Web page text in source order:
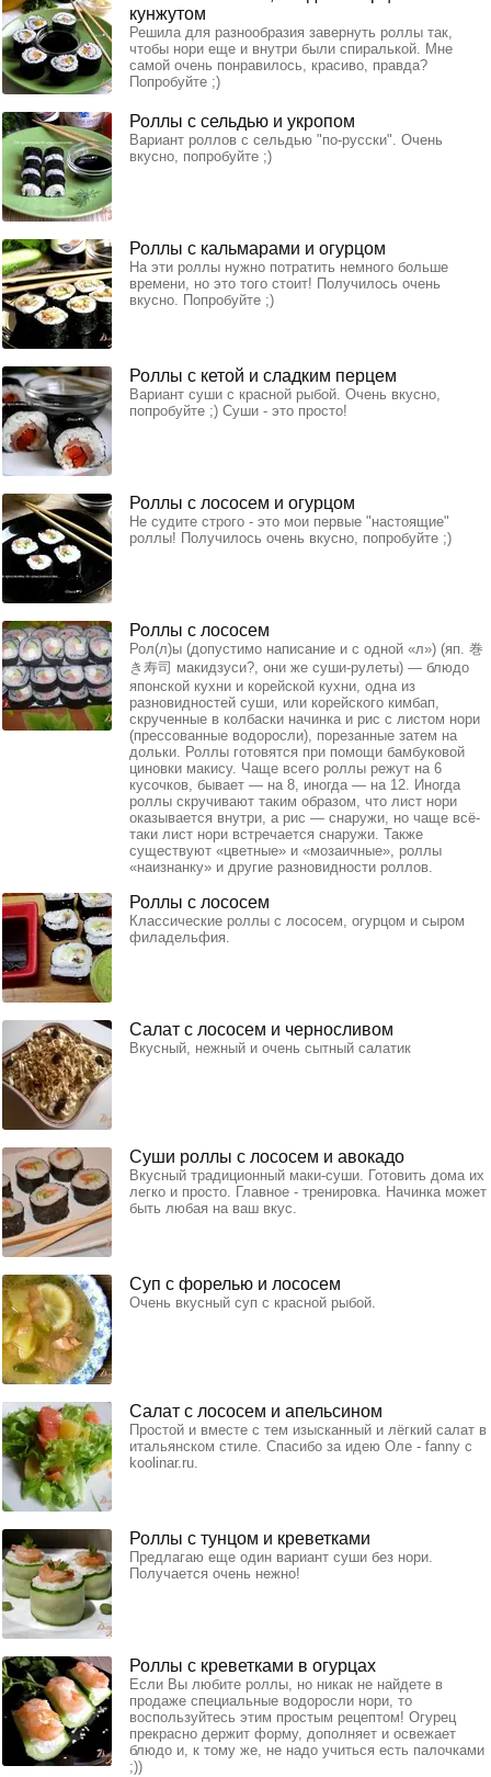
кунжутом
Решила для разнообразия завернуть роллы так,
чтобы нори еще и внутри были спиралькой. Мне
самой очень понравилось, красиво, правда?
Попробуйте ;)
Роллы с сельдью и укропом
Вариант роллов с сельдью "по-русски". Очень
вкусно, попробуйте ;)
Роллы с кальмарами и огурцом
На эти роллы нужно потратить немного больше
времени, но это того стоит! Получилось очень
вкусно. Попробуйте ;)
Роллы с кетой и сладким перцем
Вариант суши с красной рыбой. Очень вкусно,
попробуйте ;) Суши - это просто!
Роллы с лососем и огурцом
Не судите строго - это мои первые "настоящие"
роллы! Получилось очень вкусно, попробуйте ;)
Роллы с лососем
Рол(л)ы (допустимо написание и с одной «л») (яп. 巻
き寿司 макидзуси?, они же суши-рулеты) — блюдо
японской кухни и корейской кухни, одна из
разновидностей суши, или корейского кимбап,
скрученные в колбаски начинка и рис с листом нори
(прессованные водоросли), порезанные затем на
дольки. Роллы готовятся при помощи бамбуковой
циновки макису. Чаще всего роллы режут на 6
кусочков, бывает — на 8, иногда — на 12. Иногда
роллы скручивают таким образом, что лист нори
оказывается внутри, а рис — снаружи, но чаще всё-
таки лист нори встречается снаружи. Также
существуют «цветные» и «мозаичные», роллы
«наизнанку» и другие разновидности роллов.
Роллы с лососем
Классические роллы с лососем, огурцом и сыром
филадельфия.
Салат с лососем и черносливом
Вкусный, нежный и очень сытный салатик
Суши роллы с лососем и авокадо
Вкусный традиционный маки-суши. Готовить дома их
легко и просто. Главное - тренировка. Начинка может
быть любая на ваш вкус.
Суп с форелью и лососем
Очень вкусный суп с красной рыбой.
Салат с лососем и апельсином
Простой и вместе с тем изысканный и лёгкий салат в
итальянском стиле. Спасибо за идею Оле - fanny с
koolinar.ru.
Роллы с тунцом и креветками
Предлагаю еще один вариант суши без нори.
Получается очень нежно!
Роллы с креветками в огурцах
Если Вы любите роллы, но никак не найдете в
продаже специальные водоросли нори, то
воспользуйтесь этим простым рецептом! Огурец
прекрасно держит форму, дополняет и освежает
блюдо и, к тому же, не надо учиться есть палочками
;))